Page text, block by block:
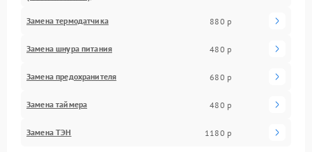
Замена термодатчика 880 р
Замена шнура питания 480 р
Замена предохранителя 680 р
Замена таймера 480 р
Замена ТЭН 1180 р